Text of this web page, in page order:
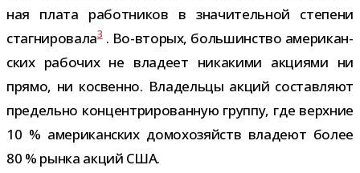
ная плата работ­ни­ков в зна­чи­тель­ной сте­пени
стагни­ро­вала3. Во-​вторых, боль­шин­ство аме­ри­кан­
ских рабо­чих не вла­деет ника­кими акци­ями ни
прямо, ни кос­венно. Владельцы акций состав­ляют
пре­дельно кон­цен­три­ро­ван­ную группу, где верх­ние
10 % аме­ри­кан­ских домо­хо­зяйств вла­деют более
80 % рынка акций США.